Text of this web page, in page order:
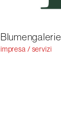
Blumengalerie
impresa / servizi